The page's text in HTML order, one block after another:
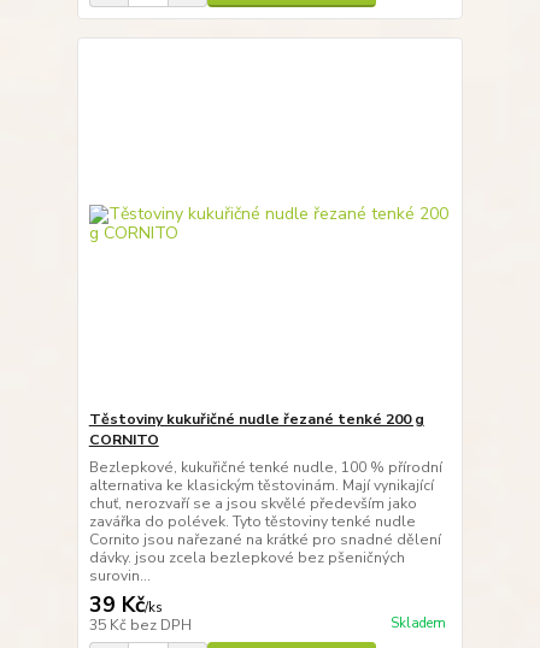
Těstoviny kukuřičné nudle řezané tenké 200 g
CORNITO
Bezlepkové, kukuřičné tenké nudle, 100 % přírodní
alternativa ke klasickým těstovinám. Mají vynikající
chuť, nerozvaří se a jsou skvělé především jako
zavářka do polévek. Tyto těstoviny tenké nudle
Cornito jsou nařezané na krátké pro snadné dělení
dávky. jsou zcela bezlepkové bez pšeničných
surovin...
39 Kč/ks
35 Kč bez DPH Skladem